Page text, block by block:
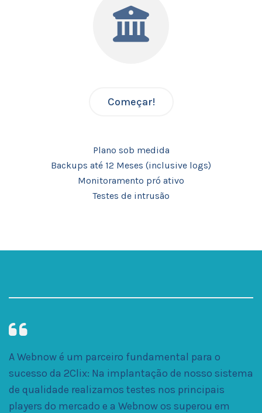
Começar!
Plano sob medida
Backups até 12 Meses (inclusive logs)
Monitoramento pró ativo
Testes de intrusão
A Webnow é um parceiro fundamental para o
sucesso da 2Clix: Na implantação de nosso sistema
de qualidade realizamos testes nos principais
players do mercado e a Webnow os superou em